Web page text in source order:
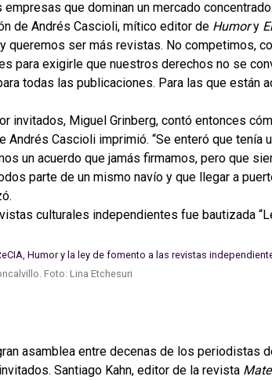
que dominan un mercado
de Andrés Cascioli, mítico editor de Humory
queremos ser más revistas. No competimos,
para exigirle que nuestros derechos no se
todas las publicaciones. Para las que están
invitados, Miguel Grinberg, contó entonces
Andrés Cascioli imprimió. “Se enteró que tenía
un acuerdo que jamás firmamos, pero que
parte de un mismo navío y que llegar a
culturales independientes fue bautizada
Foto: Lina Etchesuri
asamblea entre decenas de los periodistas
Santiago Kahn, editor de la revista